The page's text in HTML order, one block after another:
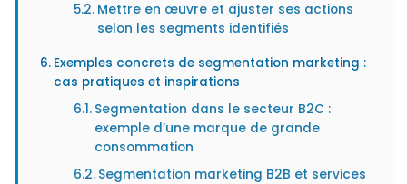
Mettre en œuvre et ajuster ses actions
selon les segments identifiés
Exemples concrets de segmentation marketing :
cas pratiques et inspirations
Segmentation dans le secteur B2C :
exemple d’une marque de grande
consommation
Segmentation marketing B2B et services